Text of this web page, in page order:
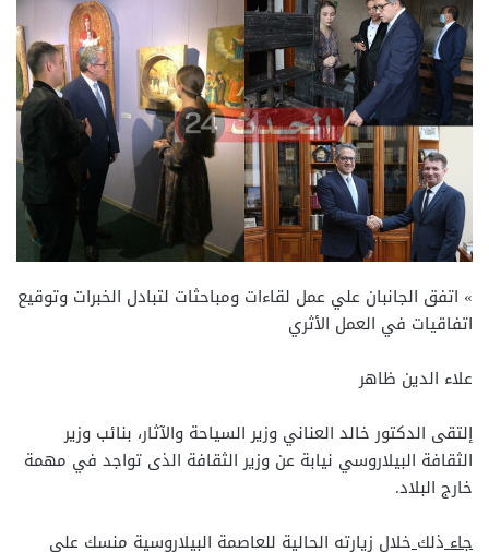
» اتفق الجانبان علي عمل لقاءات ومباحثات لتبادل الخبرات وتوقيع
اتفاقيات في العمل الأثري
علاء الدين ظاهر
إلتقى الدكتور خالد العناني وزير السياحة والآثار، بنائب وزير
الثقافة البيلاروسي نيابة عن وزير الثقافة الذى تواجد في مهمة
خارج البلاد.
جاءذلك خلال زيارته الحالية للعاصمة البيلاروسية منسك على